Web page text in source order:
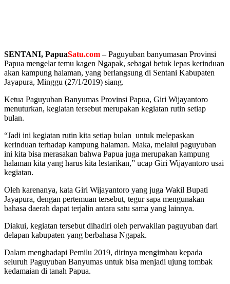
SENTANI, PapuaSatu.com – Paguyuban banyumasan Provinsi
Papua mengelar temu kagen Ngapak, sebagai betuk lepas kerinduan
akan kampung halaman, yang berlangsung di Sentani Kabupaten
Jayapura, Minggu (27/1/2019) siang.
Ketua Paguyuban Banyumas Provinsi Papua, Giri Wijayantoro
menuturkan, kegiatan tersebut merupakan kegiatan rutin setiap
bulan.
“Jadi ini kegiatan rutin kita setiap bulan untuk melepaskan
kerinduan terhadap kampung halaman. Maka, melalui paguyuban
ini kita bisa merasakan bahwa Papua juga merupakan kampung
halaman kita yang harus kita lestarikan,” ucap Giri Wijayantoro usai
kegiatan.
Oleh karenanya, kata Giri Wijayantoro yang juga Wakil Bupati
Jayapura, dengan pertemuan tersebut, tegur sapa mengunakan
bahasa daerah dapat terjalin antara satu sama yang lainnya.
Diakui, kegiatan tersebut dihadiri oleh perwakilan paguyuban dari
delapan kabupaten yang berbahasa Ngapak.
Dalam menghadapi Pemilu 2019, dirinya mengimbau kepada
seluruh Paguyuban Banyumas untuk bisa menjadi ujung tombak
kedamaian di tanah Papua.